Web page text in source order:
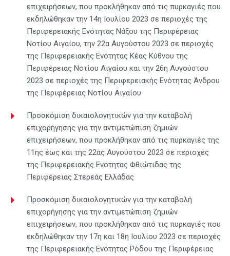
επιχειρήσεων, που προκλήθηκαν από τις πυρκαγιές που
εκδηλώθηκαν την 14η Ιουλίου 2023 σε περιοχές της
Περιφερειακής Ενότητας Νάξου της Περιφέρειας
Νοτίου Αιγαίου, την 22α Αυγούστου 2023 σε περιοχές
της Περιφερειακής Ενότητας Κέας Κύθνου της
Περιφέρειας Νοτίου Αιγαίου και την 26η Αυγούστου
2023 σε περιοχές της Περιφερειακής Ενότητας Άνδρου
της Περιφέρειας Νοτίου Αιγαίου
Προσκόμιση δικαιολογητικών για την καταβολή
επιχορήγησης για την αντιμετώπιση ζημιών
επιχειρήσεων, που προκλήθηκαν από τις πυρκαγιές της
11ης έως και της 22ας Αυγούστου 2023 σε περιοχές
της Περιφερειακής Ενότητας Φθιώτιδας της
Περιφέρειας Στερεάς Ελλάδας
Προσκόμιση δικαιολογητικών για την καταβολή
επιχορήγησης για την αντιμετώπιση ζημιών
επιχειρήσεων, που προκλήθηκαν από τις πυρκαγιές που
εκδηλώθηκαν την 17η και 18η Ιουλίου 2023 σε περιοχές
της Περιφερειακής Ενότητας Ρόδου της Περιφέρειας